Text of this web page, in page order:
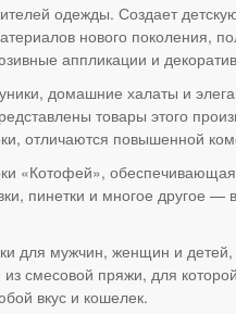
одежды. Создает
нового поколения,
аппликации и
домашние халаты и
товары этого
отличаются повышенной
«Котофей»,
пинетки и многое другое
для мужчин, женщин и
из смесовой пряжи, для
вкус и кошелек.